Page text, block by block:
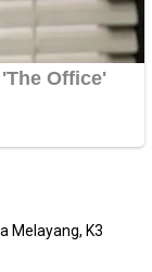
Melayang, K3